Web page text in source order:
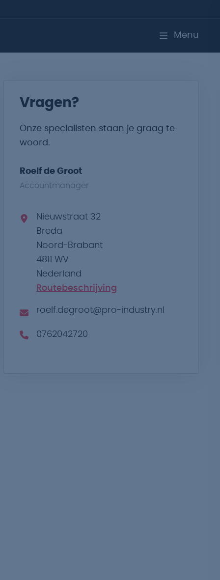
Menu
Vragen?
Onze specialisten staan je graag te
woord.
Roelf de Groot
Accountmanager
Nieuwstraat 32
Breda
Noord-Brabant
4811 WV
Nederland
Routebeschrijving
roelf.degroot@pro-industry.nl
0762042720